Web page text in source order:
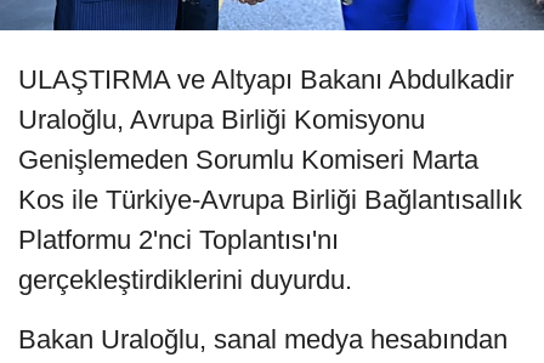
ULAŞTIRMA ve Altyapı Bakanı Abdulkadir
Uraloğlu, Avrupa Birliği Komisyonu
Genişlemeden Sorumlu Komiseri Marta
Kos ile Türkiye-Avrupa Birliği Bağlantısallık
Platformu 2'nci Toplantısı'nı
gerçekleştirdiklerini duyurdu.
Bakan Uraloğlu, sanal medya hesabından